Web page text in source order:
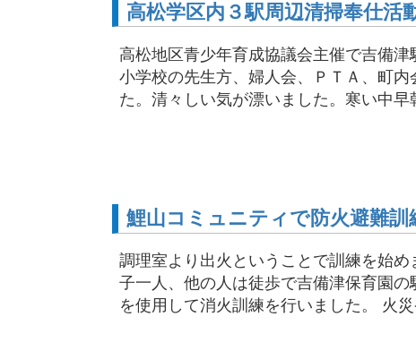
高松学区内３駅周辺清掃奉仕活
高松地区青少年育成協議会主催で吉備
小学校の先生方、婦人会、ＰＴＡ、町
た。清々しい気が漂いました。寒い中
鯉山コミュニティで防火避難訓
調理室より出火ということで訓練を始
子一人、他の人は徒歩で吉備津保育園
を使用して消火訓練を行いました。 火